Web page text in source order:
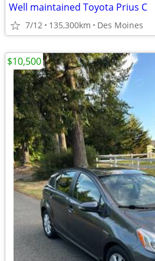
Well maintained Toyota Prius C
7/12 135,300km Des Moines
$10,500